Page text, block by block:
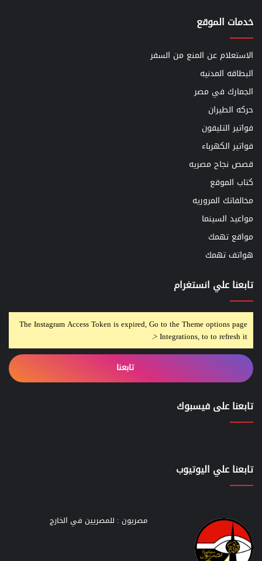
خدمات الموقع
الاستعلام عن المنع من السفر
البطاقه المدنيه
الجمارك في مصر
حركه الطيران
فواتير التليفون
فواتير الكهرباء
قصص نجاح مصريه
كتاب الموقع
مخالفاتك المروريه
مواعيد السينما
مواقع تهمك
هواتف تهمك
تابعنا علي انستغرام
The Instagram Access Token is expired, Go to the Theme options page
> Integrations, to to refresh it.
تابعنا
تابعنا على فيسبوك
تابعنا علي اليوتيوب
مصريون : للمصريين في الخارج